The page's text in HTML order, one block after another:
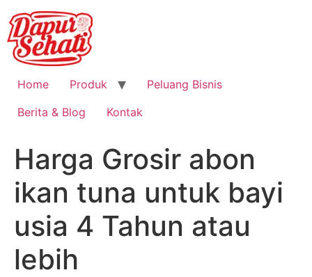
Home Produk
Peluang Bisnis
Berita & Blog
Kontak
Harga Grosir abon
ikan tuna untuk bayi
usia 4 Tahun atau
lebih